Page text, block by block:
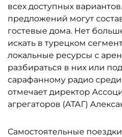
всех доступных
предложений могут
гостевые дома. Нет
искать в турецком
локальные ресурсы с
разбираться в них или
сарафанному радио
отмечает директор
агрегаторов (АТАГ)
Самостоятельные